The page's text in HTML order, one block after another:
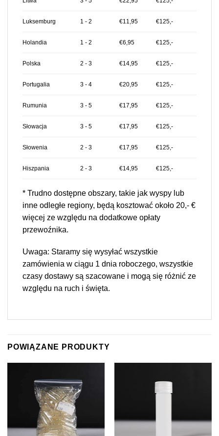
Luksemburg 1 - 2 €11,95 €125,-
Holandia 1 - 2 €6,95 €125,-
Polska 2 - 3 €14,95 €125,-
Portugalia 3 - 4 €20,95 €125,-
Rumunia 3 - 5 €17,95 €125,-
Słowacja 3 - 5 €17,95 €125,-
Słowenia 2 - 3 €17,95 €125,-
Hiszpania 2 - 3 €14,95 €125,-
* Trudno dostępne obszary, takie jak wyspy lub
inne odległe regiony, będą kosztować około 20,- €
więcej ze względu na dodatkowe opłaty
przewoźnika.
Uwaga: Staramy się wysyłać wszystkie
zamówienia w ciągu 1 dnia roboczego, wszystkie
czasy dostawy są szacowane i mogą się różnić ze
względu na ruch i święta.
POWIĄZANE PRODUKTY